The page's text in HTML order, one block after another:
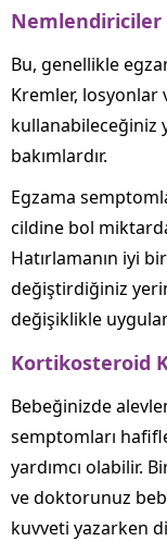
Nemlendiriciler
Bu, genellikle
Kremler, losyonlar
kullanabileceğiniz
bakımlardır.
Egzama
cildine bol
Hatırlamanın iyi
değiştirdiğiniz
değişiklikle
Kortikosteroid
Bebeğinizde
semptomları
yardımcı olabilir.
ve doktorunuz
kuvveti yazarken